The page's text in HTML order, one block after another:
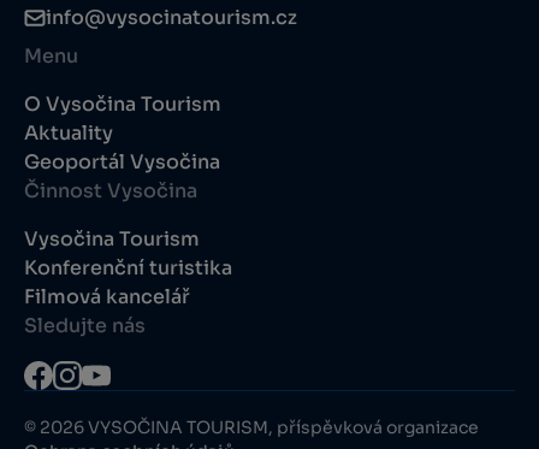
info@vysocinatourism.cz
Menu
O Vysočina Tourism
Aktuality
Geoportál Vysočina
Činnost Vysočina
Vysočina Tourism
Konferenční turistika
Filmová kancelář
Sledujte nás
© 2026 VYSOČINA TOURISM, příspěvková organizace